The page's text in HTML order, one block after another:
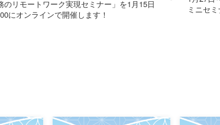
のリモートワーク実現セミナー」を1月15日
にオンラインで開催します！
ミニセ